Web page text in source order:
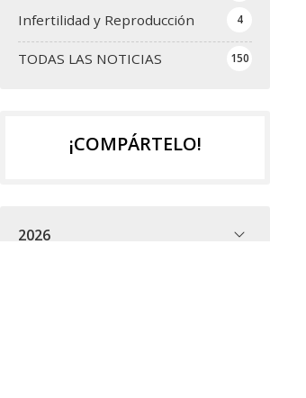
TODAS LAS NOTICIAS 150
Infertilidad y Reproducción 4
¡COMPÁRTELO!
2026